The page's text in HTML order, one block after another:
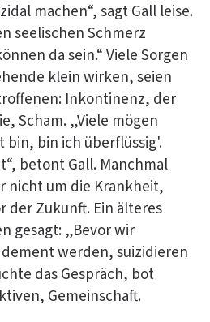
machen“, sagt Gall leise.
seelischen Schmerz
da sein.“ Viele Sorgen
klein wirken, seien
Inkontinenz, der
Scham. „Viele mögen
bin, bin ich überflüssig'.
betont Gall. Manchmal
nicht um die Krankheit,
der Zukunft. Ein älteres
gesagt: „Bevor wir
werden, suizidieren
das Gespräch, bot
Gemeinschaft.